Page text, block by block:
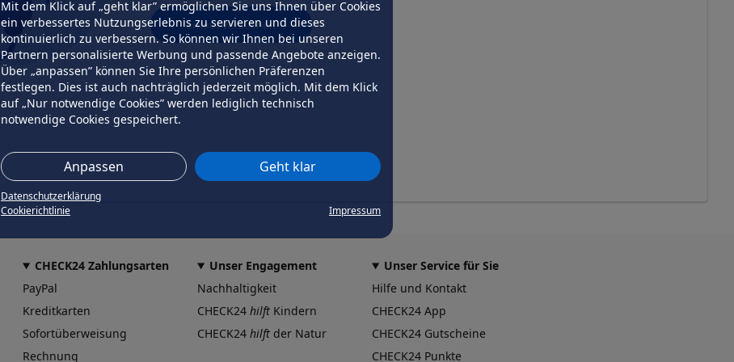
Mit dem Klick auf „geht klar” ermöglichen Sie uns Ihnen über Cookies
ein verbessertes Nutzungserlebnis zu servieren und dieses
kontinuierlich zu verbessern. So können wir Ihnen bei unseren
Partnern personalisierte Werbung und passende Angebote anzeigen.
Über „anpassen” können Sie Ihre persönlichen Präferenzen
festlegen. Dies ist auch nachträglich jederzeit möglich. Mit dem Klick
auf „Nur notwendige Cookies” werden lediglich technisch
notwendige Cookies gespeichert.
Anpassen Geht klar
Datenschutzerklärung
Cookierichtlinie
Impressum
erneut versuchen
CHECK24 Zahlungsarten
PayPal
Kreditkarten
Sofortüberweisung
Rechnung
Unser Engagement
Nachhaltigkeit
CHECK24 hilft Kindern
CHECK24 hilft der Natur
Unser Service für Sie
Hilfe und Kontakt
CHECK24 App
CHECK24 Gutscheine
CHECK24 Punkte